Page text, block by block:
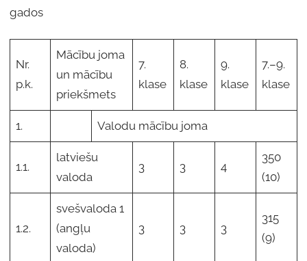
gados
Nr.
p.k.
Mācību joma
un mācību
priekšmets
7.
klase
8.
klase
9.
klase
7.–9.
klase
1. Valodu mācību joma
1.1.
latviešu
valoda
3 3 4
350
(10)
1.2.
svešvaloda 1
(angļu
valoda)
3 3 3
315
(9)